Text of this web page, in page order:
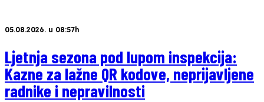
05.08.2026. u 08:57h
Ljetnja sezona pod lupom inspekcija:
Kazne za lažne QR kodove, neprijavljene
radnike i nepravilnosti